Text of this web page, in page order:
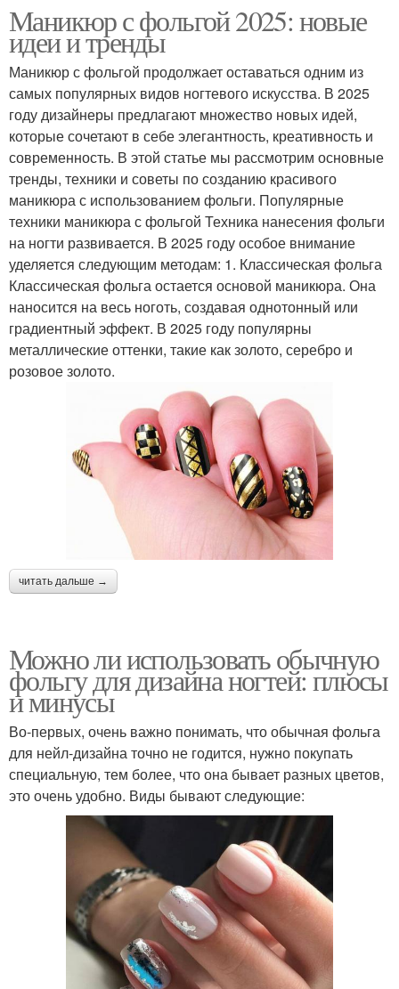
Маникюр с фольгой 2025: новые
идеи и тренды
Маникюр с фольгой продолжает оставаться одним из
самых популярных видов ногтевого искусства. В 2025
году дизайнеры предлагают множество новых идей,
которые сочетают в себе элегантность, креативность и
современность. В этой статье мы рассмотрим основные
тренды, техники и советы по созданию красивого
маникюра с использованием фольги. Популярные
техники маникюра с фольгой Техника нанесения фольги
на ногти развивается. В 2025 году особое внимание
уделяется следующим методам: 1. Классическая фольга
Классическая фольга остается основой маникюра. Она
наносится на весь ноготь, создавая однотонный или
градиентный эффект. В 2025 году популярны
металлические оттенки, такие как золото, серебро и
розовое золото.
читать дальше →
Можно ли использовать обычную
фольгу для дизайна ногтей: плюсы
и минусы
Во-первых, очень важно понимать, что обычная фольга
для нейл-дизайна точно не годится, нужно покупать
специальную, тем более, что она бывает разных цветов,
это очень удобно. Виды бывают следующие: